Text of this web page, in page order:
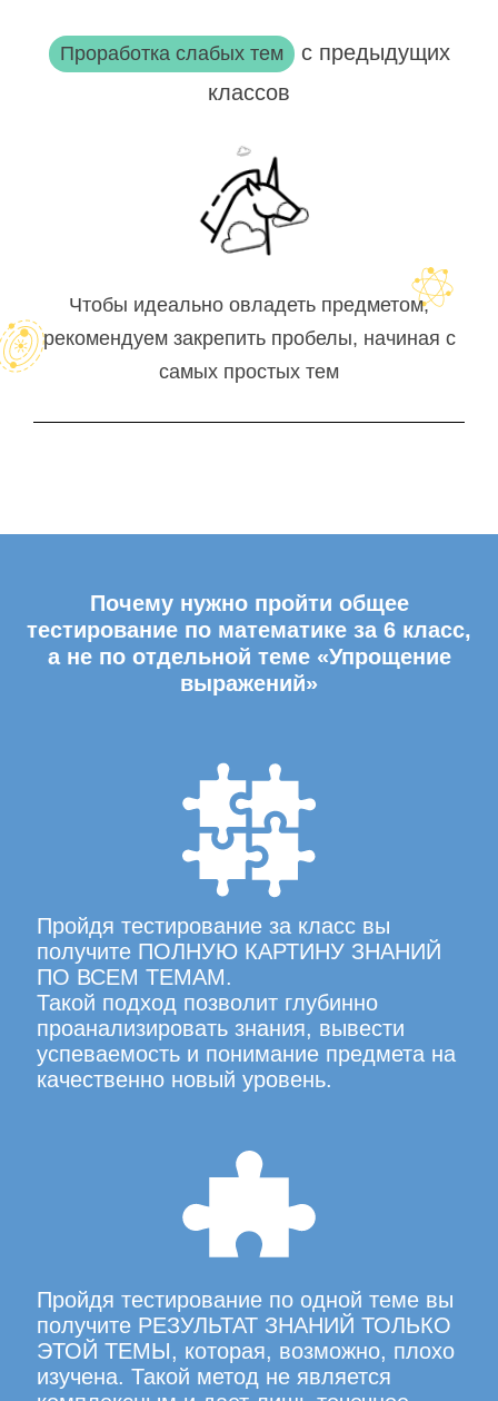
Проработка слабых тем с предыдущих
классов
Чтобы идеально овладеть предметом,
рекомендуем закрепить пробелы, начиная с
самых простых тем
Почему нужно пройти общее
тестирование по математике за 6 класс,
а не по отдельной теме «Упрощение
выражений»
Пройдя тестирование за класс вы
получите ПОЛНУЮ КАРТИНУ ЗНАНИЙ
ПО ВСЕМ ТЕМАМ.
Такой подход позволит глубинно
проанализировать знания, вывести
успеваемость и понимание предмета на
качественно новый уровень.
Пройдя тестирование по одной теме вы
получите РЕЗУЛЬТАТ ЗНАНИЙ ТОЛЬКО
ЭТОЙ ТЕМЫ, которая, возможно, плохо
изучена. Такой метод не является